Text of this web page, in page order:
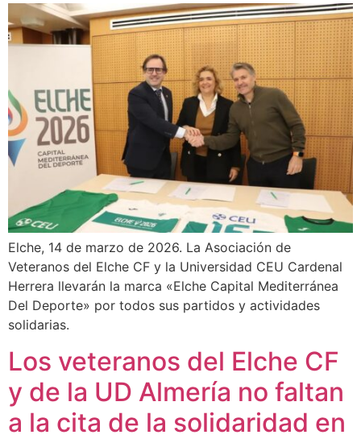
Elche, 14 de marzo de 2026. La Asociación de
Veteranos del Elche CF y la Universidad CEU Cardenal
Herrera llevarán la marca «Elche Capital Mediterránea
Del Deporte» por todos sus partidos y actividades
solidarias.
Los veteranos del Elche CF
y de la UD Almería no faltan
a la cita de la solidaridad en